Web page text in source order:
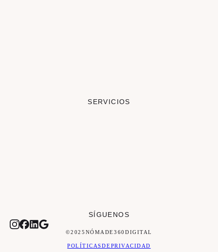
SERVICIOS
SÍGUENOS
© 2025 NÓMADE 360 DIGITAL
POLÍTICAS DE PRIVACIDAD